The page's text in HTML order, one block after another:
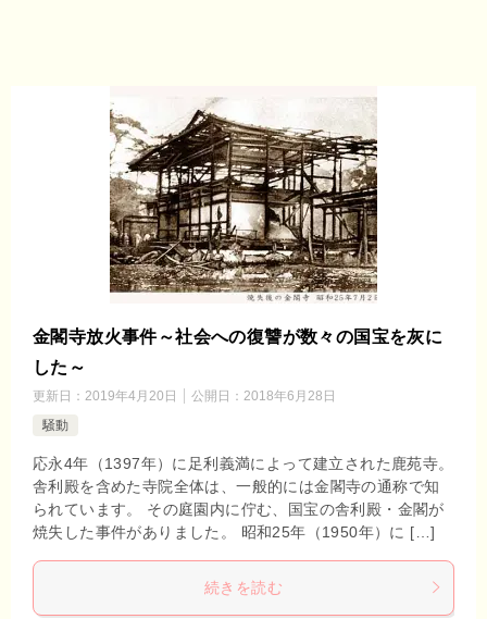
金閣寺放火事件～社会への復讐が数々の国宝を灰に
した～
更新日： 2019年4月20日 公開日： 2018年6月28日
騒動
応永4年（1397年）に足利義満によって建立された鹿苑寺。
舎利殿を含めた寺院全体は、一般的には金閣寺の通称で知
られています。 その庭園内に佇む、国宝の舎利殿・金閣が
焼失した事件がありました。 昭和25年（1950年）に […]
続きを読む